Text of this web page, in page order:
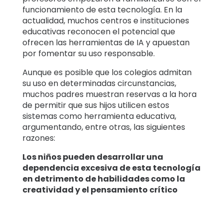
funcionamiento de esta tecnología. En la
actualidad, muchos centros e instituciones
educativas reconocen el potencial que
ofrecen las herramientas de IA y apuestan
por fomentar su uso responsable.
Aunque es posible que los colegios admitan
su uso en determinadas circunstancias,
muchos padres muestran reservas a la hora
de permitir que sus hijos utilicen estos
sistemas como herramienta educativa,
argumentando, entre otras, las siguientes
razones:
Los niños pueden desarrollar una
dependencia excesiva de esta tecnología
en detrimento de habilidades como la
creatividad y el pensamiento crítico